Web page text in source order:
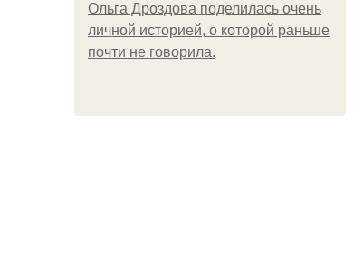
Ольга Дроздова поделилась очень
личной историей, о которой раньше
почти не говорила.